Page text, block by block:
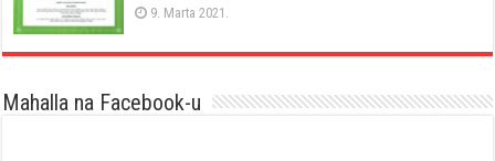
9. Marta 2021.
Mahalla na Facebook-u